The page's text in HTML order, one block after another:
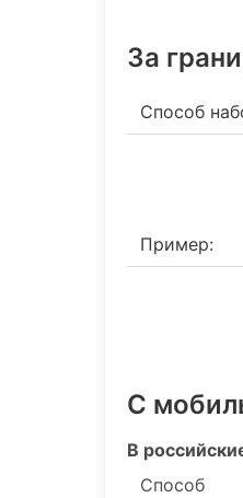
За
Способ
Пример:
С
В
Способ